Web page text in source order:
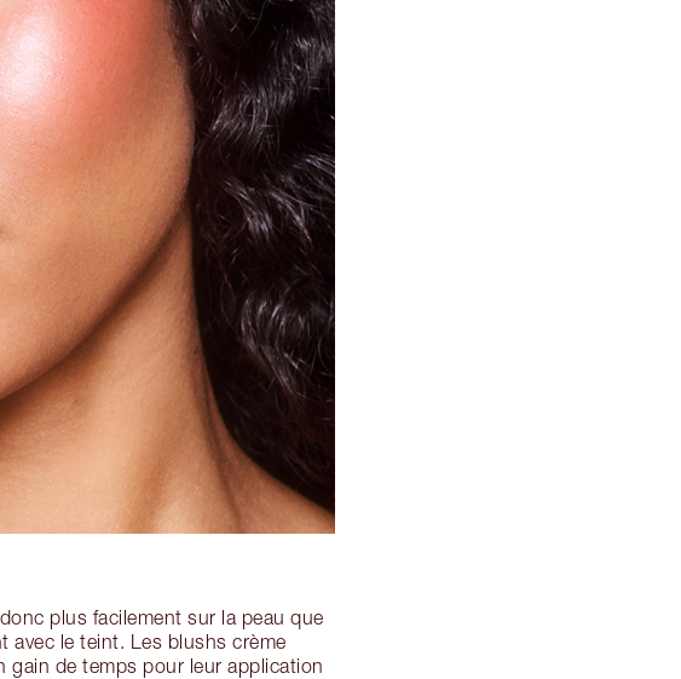
plus facilement sur la peau que
avec le teint. Les blushs crème
de temps pour leur application